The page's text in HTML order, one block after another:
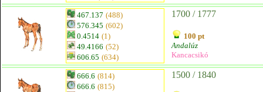
467.137 (488)
576.345 (602)
0.4514 (1)
49.4166 (52)
606.65 (634)
1700 / 1777
100 pt
Andalúz
Kancacsikó
666.6 (814)
666.6 (815)
1500 / 1840